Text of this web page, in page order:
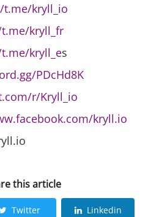
kryll_io
kryll_fr
kryll_es
PDcHd8K
r/Kryll_io
kryll.io
this article
Twitter Linkedin